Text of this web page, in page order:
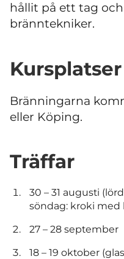
hållit på ett tag
bränntekniker.
Kursplatser
Bränningarna
eller Köping.
Träffar
30 – 31 augusti
söndag: kroki med
27 – 28 september
18 – 19 oktober